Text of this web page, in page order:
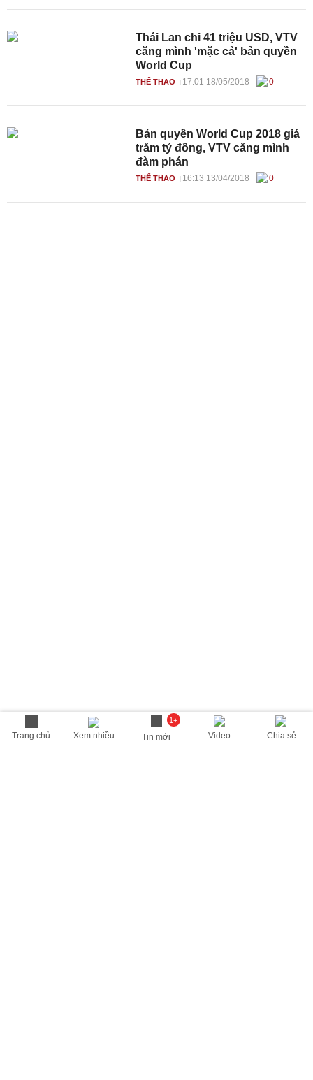
Trang chủ Xem nhiều
1+
Tin mới Video Chia sẻ
Thái Lan chi 41 triệu USD, VTV
căng mình 'mặc cả' bản quyền
World Cup
THỂ THAO 17:01 18/05/2018 0
Bản quyền World Cup 2018 giá
trăm tỷ đồng, VTV căng mình
đàm phán
THỂ THAO 16:13 13/04/2018 0